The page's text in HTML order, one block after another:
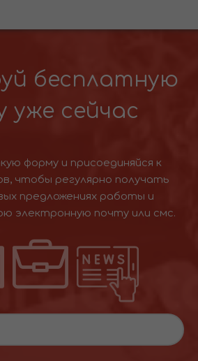
бесплатную
уже сейчас
форму и присоединяйся к
чтобы регулярно получать
предложениях работы и
электронную почту или смс.